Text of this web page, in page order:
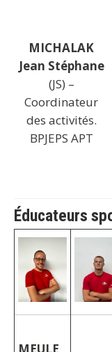
MICHALAK
Jean Stéphane
(JS) –
Coordinateur
des activités.
BPJEPS APT
Éducateurs